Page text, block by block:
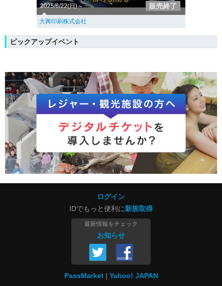
2025/6/22(日)～ 販売終了
大興印刷株式会社
ピックアップイベント
ログイン
IDでもっと便利に新規取得
最新情報をチェック
お知らせ
PassMarket Yahoo! JAPAN